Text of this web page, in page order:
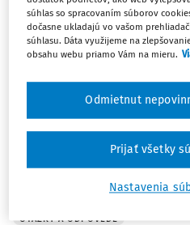
funkcionára obce
Je obec povinná sprístupniť
informáciu o celkovej cene
zákona č. 211/2000 Z.z. o
informáciám v platnom
Mgr. Vladimír Pirošík
Vydané:9. 6. 2025 / 1 minúta
OTÁZKY A ODPOVEDE
súhlas so spracovaním súborov
dočasne ukladajú vo vašom
súhlasu. Dáta využijeme na
obsahu webu priamo Vám na mieru.
Nastavenia
Odmietnut
Prijať všetky